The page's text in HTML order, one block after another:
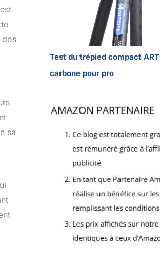
dos
sa
Test du trépied compact
carbone pour pro